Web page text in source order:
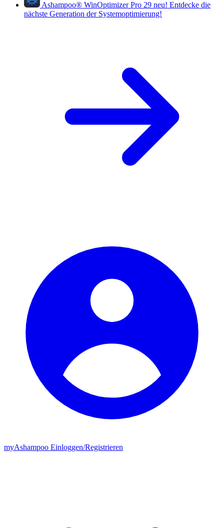
Ashampoo® WinOptimizer Pro 29 neu! Entdecke die
nächste Generation der Systemoptimierung!
myAshampoo Einloggen/Registrieren